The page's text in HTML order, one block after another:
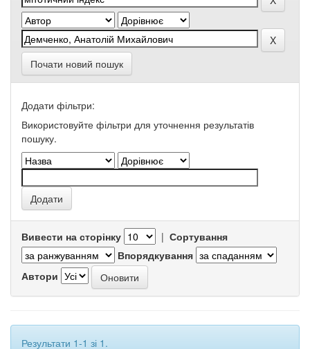
Почати новий пошук
Додати фільтри:
Використовуйте фільтри для уточнення результатів
пошуку.
Вивести на сторінку | Сортування
Впорядкування
Автори
Результати 1-1 зі 1.